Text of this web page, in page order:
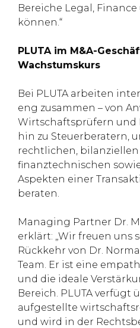
Bereiche Legal,
können.“
PLUTA im M&A-
Wachstumskurs
Bei PLUTA arbeiten
eng zusammen – von
Wirtschaftsprüfern und
hin zu Steuerberatern,
rechtlichen,
finanztechnischen
Aspekten einer
beraten.
Managing Partner Dr.
erklärt: „Wir freuen uns
Rückkehr von Dr.
Team. Er ist eine
und die ideale
Bereich. PLUTA verfügt
aufgestellte
und wird in der